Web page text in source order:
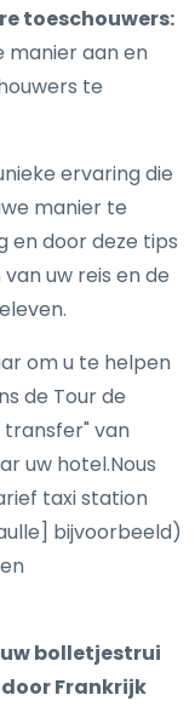
toeschouwers:
manier aan en
te
ervaring die
manier te
en door deze tips
uw reis en de
om u te helpen
de Tour de
transfer" van
uw hotel.Nous
taxi station
bijvoorbeeld)
bolletjestrui
Frankrijk